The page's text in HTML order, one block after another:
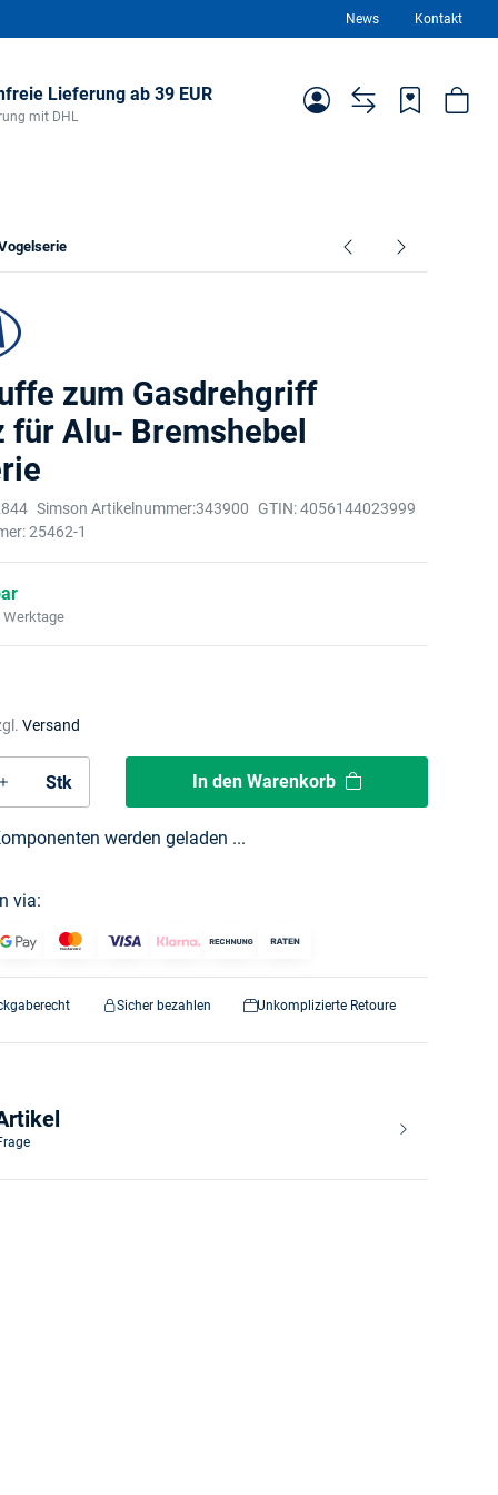
News Kontakt
Lieferung ab 39 EUR
mit DHL
zum Gasdrehgriff
für Alu- Bremshebel
Simson Artikelnummer:343900 GTIN:4056144023999
25462-1
Werktage
Versand
Stk In den Warenkorb
werden geladen ...
via:
Sicher bezahlen Unkomplizierte Retoure